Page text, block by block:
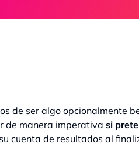
de ser algo opcionalmente
de manera imperativa si
cuenta de resultados al